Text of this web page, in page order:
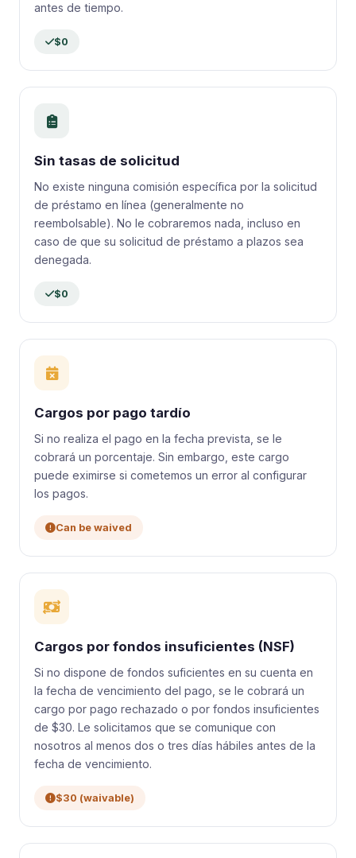
antes de tiempo.
$0
Sin tasas de solicitud
No existe ninguna comisión específica por la solicitud
de préstamo en línea (generalmente no
reembolsable). No le cobraremos nada, incluso en
caso de que su solicitud de préstamo a plazos sea
denegada.
$0
Cargos por pago tardío
Si no realiza el pago en la fecha prevista, se le
cobrará un porcentaje. Sin embargo, este cargo
puede eximirse si cometemos un error al configurar
los pagos.
Can be waived
Cargos por fondos insuficientes (NSF)
Si no dispone de fondos suficientes en su cuenta en
la fecha de vencimiento del pago, se le cobrará un
cargo por pago rechazado o por fondos insuficientes
de $30. Le solicitamos que se comunique con
nosotros al menos dos o tres días hábiles antes de la
fecha de vencimiento.
$30 (waivable)